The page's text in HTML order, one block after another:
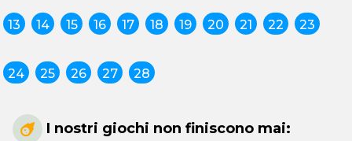
13 14 15 16 17 18 19 20 21 22 23
24 25 26 27 28
I nostri giochi non finiscono mai: